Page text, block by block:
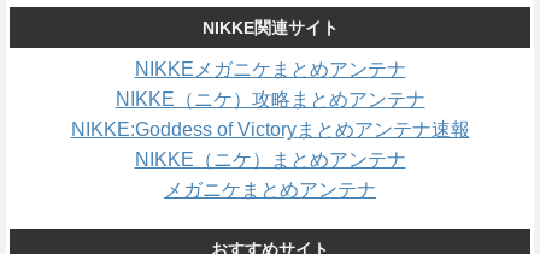
NIKKE関連サイト
NIKKEメガニケまとめアンテナ
NIKKE（ニケ）攻略まとめアンテナ
NIKKE:Goddess of Victoryまとめアンテナ速報
NIKKE（ニケ）まとめアンテナ
メガニケまとめアンテナ
おすすめサイト